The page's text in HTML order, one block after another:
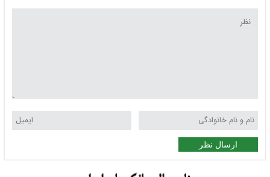
ارسال نظر